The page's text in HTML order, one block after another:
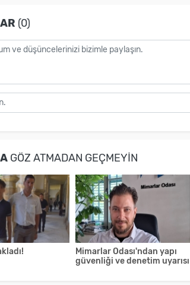
(0)
GÖZ ATMADAN GEÇMEYIN
Mimarlar Odası'ndan yapı
güvenliği ve denetim uyarısı